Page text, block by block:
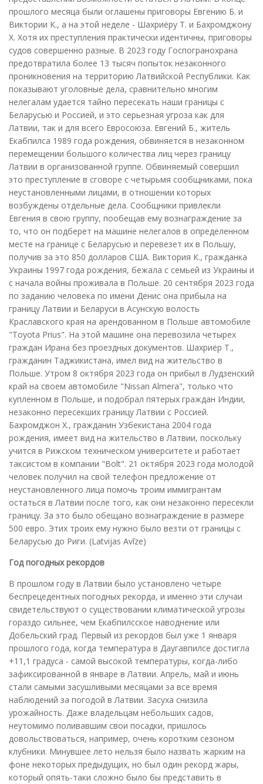
прошлого месяца были оглашены приговоры Евгению Б. и
Виктории К., а на этой неделе - Шахриёру Т. и Бахромджону
Х. Хотя их преступления практически идентичны, приговоры
судов совершенно разные. В 2023 году Госпогранохрана
предотвратила более 13 тысяч попыток незаконного
проникновения на территорию Латвийской Республики. Как
показывают уголовные дела, сравнительно многим
нелегалам удается тайно пересекать наши границы с
Беларусью и Россией, и это серьезная угроза как для
Латвии, так и для всего Евросоюза. Евгений Б., житель
Екабпилса 1989 года рождения, обвиняется в незаконном
перемещении большого количества лиц через границу
Латвии в организованной группе. Обвиняемый совершил
это преступление в сговоре с четырьмя сообщниками, пока
неустановленными лицами, в отношении которых
возбуждены отдельные дела. Сообщники привлекли
Евгения в свою группу, пообещав ему вознаграждение за
то, что он подберет на машине нелегалов в определенном
месте на границе с Беларусью и перевезет их в Польшу,
получив за это 850 долларов США. Виктория К., гражданка
Украины 1997 года рождения, бежала с семьей из Украины и
с начала войны проживала в Польше. 20 сентября 2023 года
по заданию человека по имени Денис она прибыла на
границу Латвии и Беларуси в Асунскую волость
Краславского края на арендованном в Польше автомобиле
"Toyota Prius". На этой машине она перевозила четырех
граждан Ирана без проездных документов. Шахриёр Т.,
гражданин Таджикистана, имел вид на жительство в
Польше. Утром 8 октября 2023 года он прибыл в Лудзенский
край на своем автомобиле "Nissan Almera", только что
купленном в Польше, и подобрал пятерых граждан Индии,
незаконно пересекших границу Латвии с Россией.
Бахромджон Х., гражданин Узбекистана 2004 года
рождения, имеет вид на жительство в Латвии, поскольку
учится в Рижском техническом университете и работает
таксистом в компании "Bolt". 21 октября 2023 года молодой
человек получил на свой телефон предложение от
неустановленного лица помочь троим иммигрантам
остаться в Латвии после того, как они незаконно пересекли
границу. За это было обещано вознаграждение в размере
500 евро. Этих троих ему нужно было везти от границы с
Беларусью до Риги. (Latvijas Avīze)
Год погодных рекордов
В прошлом году в Латвии было установлено четыре
беспрецедентных погодных рекорда, и именно эти случаи
свидетельствуют о существовании климатической угрозы
гораздо сильнее, чем Екабпилсское наводнение или
Добельский град. Первый из рекордов был уже 1 января
прошлого года, когда температура в Даугавпилсе достигла
+11,1 градуса - самой высокой температуры, когда-либо
зафиксированной в январе в Латвии. Апрель, май и июнь
стали самыми засушливыми месяцами за все время
наблюдений за погодой в Латвии. Засуха снизила
урожайность. Даже владельцам небольших садов,
неутомимо поливавшим свои посадки, пришлось
довольствоваться, например, очень коротким сезоном
клубники. Минувшее лето нельзя было назвать жарким на
фоне некоторых предыдущих, но был один рекорд жары,
который опять-таки сложно было бы представить в